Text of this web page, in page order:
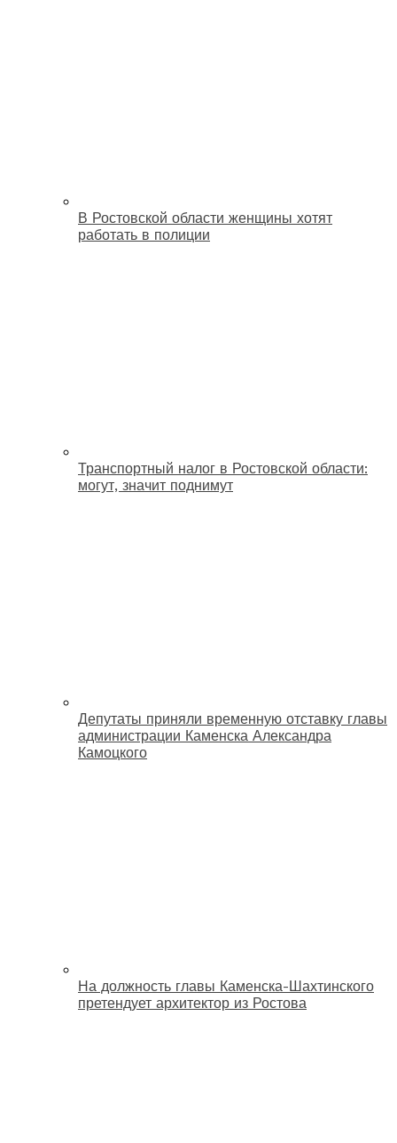
В Ростовской области женщины хотят
работать в полиции
Транспортный налог в Ростовской области:
могут, значит поднимут
Депутаты приняли временную отставку главы
администрации Каменска Александра
Камоцкого
На должность главы Каменска-Шахтинского
претендует архитектор из Ростова